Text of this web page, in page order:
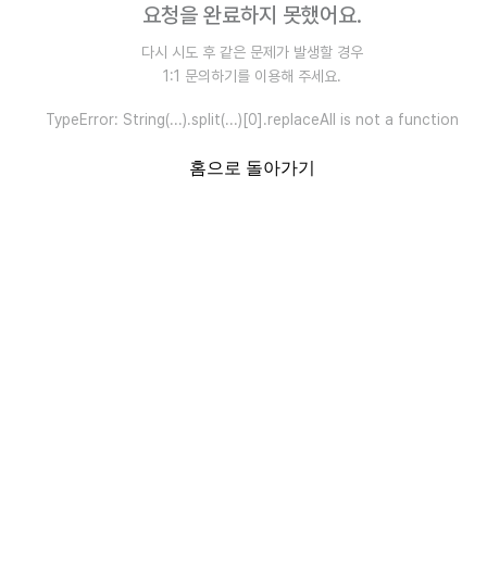
요청을 완료하지 못했어요.
다시 시도 후 같은 문제가 발생할 경우
1:1 문의하기를 이용해 주세요.
TypeError: String(...).split(...)[0].replaceAll is not a function
홈으로 돌아가기